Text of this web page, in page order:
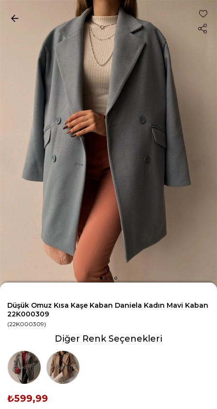
Düşük Omuz Kısa Kaşe Kaban Daniela Kadın Mavi Kaban
22K000309
(22K000309)
Diğer Renk Seçenekleri
Tükendi Tükendi
₺599,99